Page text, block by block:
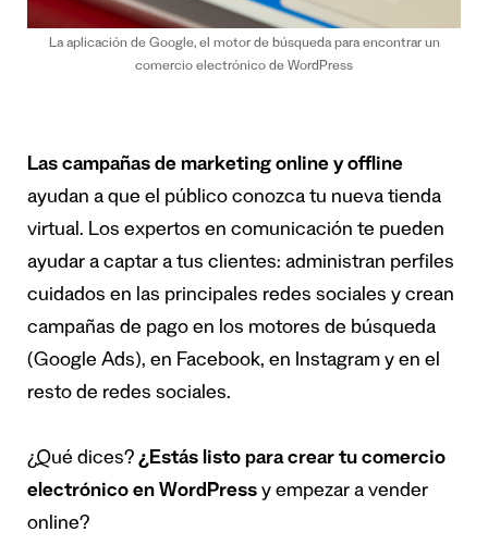
La aplicación de Google, el motor de búsqueda para encontrar un
comercio electrónico de WordPress
Las campañas de marketing online y offline
ayudan a que el público conozca tu nueva tienda
virtual. Los expertos en comunicación te pueden
ayudar a captar a tus clientes: administran perfiles
cuidados en las principales redes sociales y crean
campañas de pago en los motores de búsqueda
(Google Ads), en Facebook, en Instagram y en el
resto de redes sociales.
¿Qué dices? ¿Estás listo para crear tu comercio
electrónico en WordPress y empezar a vender
online?